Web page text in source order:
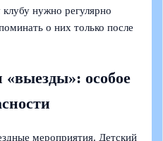
нужно регулярно
о них только после
особое
мероприятия. Детский